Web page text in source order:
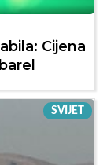
Cijena
SVIJET